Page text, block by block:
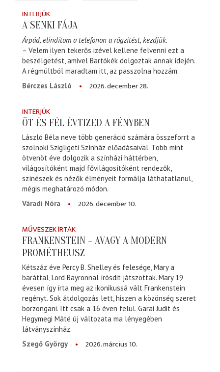
INTERJÚK
A SENKI FÁJA
Árpád, elindítom a telefonon a rögzítést, kezdjük.
– Velem ilyen tekerős izével kellene felvenni ezt a
beszélgetést, amivel Bartókék dolgoztak annak idején.
A régmúltból maradtam itt, az passzolna hozzám.
Bérczes László
2026. december 28.
INTERJÚK
ÖT ÉS FÉL ÉVTIZED A FÉNYBEN
László Béla neve több generáció számára összeforrt a
szolnoki Szigligeti Színház előadásaival. Több mint
ötvenöt éve dolgozik a színházi háttérben,
világosítóként majd fővilágosítóként rendezők,
színészek és nézők élményeit formálja láthatatlanul,
mégis meghatározó módon.
Váradi Nóra
2026. december 10.
MŰVÉSZEK ÍRTÁK
FRANKENSTEIN – AVAGY A MODERN
PROMÉTHEUSZ
Kétszáz éve Percy B. Shelley és felesége, Mary a
baráttal, Lord Bayronnal írósdit játszottak. Mary 19
évesen így írta meg az ikonikussá vált Frankenstein
regényt. Sok átdolgozás lett, hiszen a közönség szeret
borzongani. Itt csak a 16 éven felül. Garai Judit és
Hegymegi Máté új változata ma lényegében
látványszínház.
Szegő György
2026. március 10.